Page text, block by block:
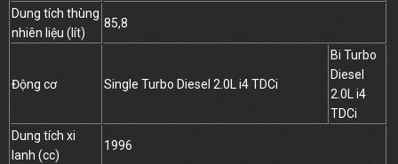
Dung tích thùng
nhiên liệu (lít)
85,8
Động cơ Single Turbo Diesel 2.0L i4 TDCi
Bi Turbo
Diesel
2.0L i4
TDCi
Dung tích xi
lanh (cc)
1996